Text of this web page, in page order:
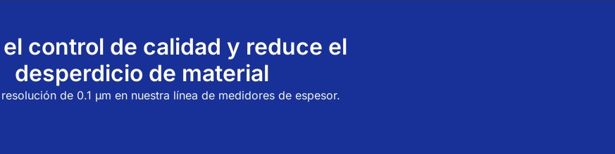
control de calidad y reduce el
desperdicio de material
de 0.1 μm en nuestra línea de medidores de espesor.